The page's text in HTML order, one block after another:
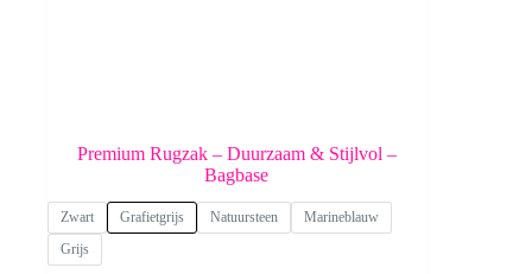
Premium Rugzak – Duurzaam & Stijlvol –
Bagbase
Zwart Grafietgrijs Natuursteen
Marineblauw
Grijs